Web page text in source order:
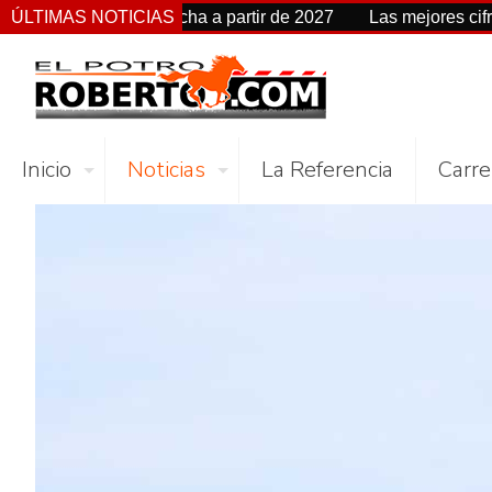
ÚLTIMAS NOTICIAS
de fecha a partir de 2027 Las mejores cifras
Inicio Noticias La Referencia